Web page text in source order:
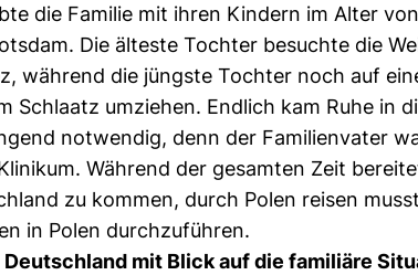
die Familie mit ihren Kindern im Alter
Die älteste Tochter besuchte die
während die jüngste Tochter noch auf
Schlaatz umziehen. Endlich kam Ruhe in
notwendig, denn der Familienvater
Während der gesamten Zeit
zu kommen, durch Polen reisen
in Polen durchzuführen.
Deutschland mit Blick auf die familiäre